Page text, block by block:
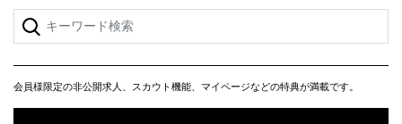
会員様限定の非公開求人、スカウト機能、マイページなどの特典が満載です。